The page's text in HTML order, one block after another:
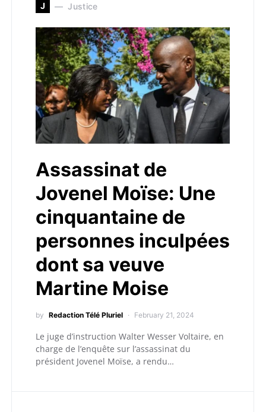
J Justice
Assassinat de
Jovenel Moïse: Une
cinquantaine de
personnes inculpées
dont sa veuve
Martine Moise
by Redaction Télé Pluriel February 21, 2024
Le juge d’instruction Walter Wesser Voltaire, en
charge de l’enquête sur l’assassinat du
président Jovenel Moïse, a rendu…